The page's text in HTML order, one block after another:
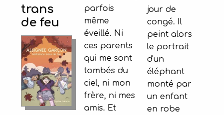
parfois
même
éveillé. Ni
ces parents
qui me sont
tombés du
ciel, ni mon
frère, ni mes
amis. Et
trans
de feu
jour de
congé. Il
peint alors
le portrait
d'un
éléphant
monté par
un enfant
en robe